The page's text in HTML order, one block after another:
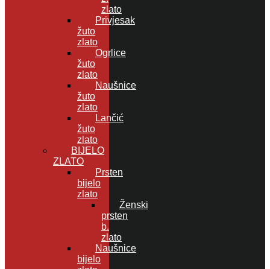
zlato
Privjesak
žuto
zlato
Ogrlice
žuto
zlato
Naušnice
žuto
zlato
Lančić
žuto
zlato
BIJELO
ZLATO
Prsten
bijelo
zlato
Ženski
prsten
b.
zlato
Naušnice
bijelo